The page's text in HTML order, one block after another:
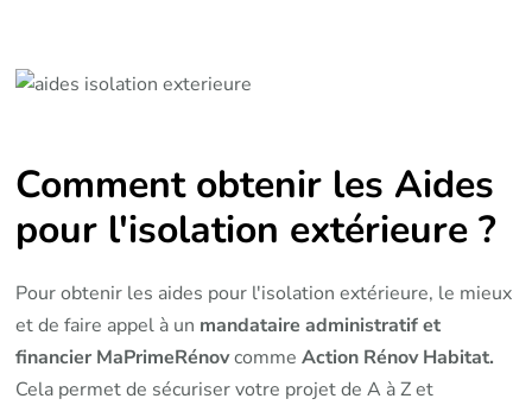
Comment obtenir les Aides
pour l'isolation extérieure ?
Pour obtenir les aides pour l'isolation extérieure, le mieux
et de faire appel à un mandataire administratif et
financier MaPrimeRénovcommeAction Rénov Habitat.
Cela permet de sécuriser votre projet de A à Z et